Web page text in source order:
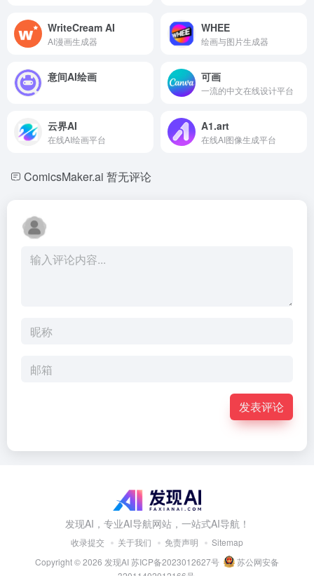
WriteCream AI
AI漫画生成器
WHEE
绘画与图片生成器
意间AI绘画 可画
一流的中文在线设计平台
云界AI
在线AI绘画平台
A1.art
在线AI图像生成平台
ComicsMaker.ai 暂无评论
发表评论
发现AI，专业AI导航网站，一站式AI导航！
收录提交 关于我们 免责声明
Sitemap
Copyright © 2026 发现AI苏ICP备2023012627号
苏公网安备